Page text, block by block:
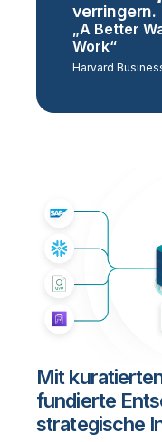
verringern.
„A Better
Work“
Harvard
Mit
fundierte
strategische